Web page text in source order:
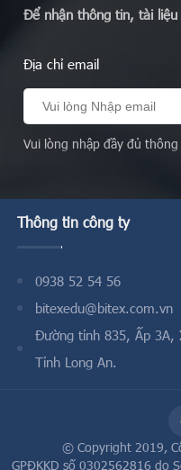
Để nhận thông tin, tài
Địa chỉ email
Vui lòng nhập đầy đủ
Thông tin công ty
0938 52 54 56
bitexedu@bitex.com.vn
Đường tỉnh 835, Ấp 3A,
Tỉnh Long An.
© Copyright 2019,
GPĐKKD số 0302562816 do